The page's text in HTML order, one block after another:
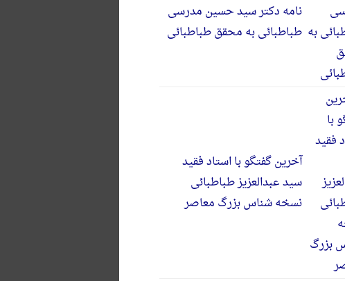
نامه دکتر سید حسین مدرسی
طباطبائی به محقق طباطبائی
آخرین گفتگو با استاد فقید
سید عبدالعزیز طباطبائی
نسخه شناس بزرگ معاصر